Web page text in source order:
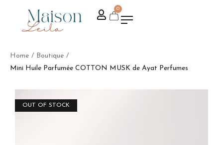
0
Home / Boutique /
Mini Huile Parfumée COTTON MUSK de Ayat Perfumes
OUT OF STOCK